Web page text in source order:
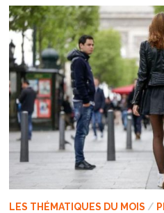
UNE
VISITE
CONTROVERSÉE
LES THÉMATIQUES DU MOIS /